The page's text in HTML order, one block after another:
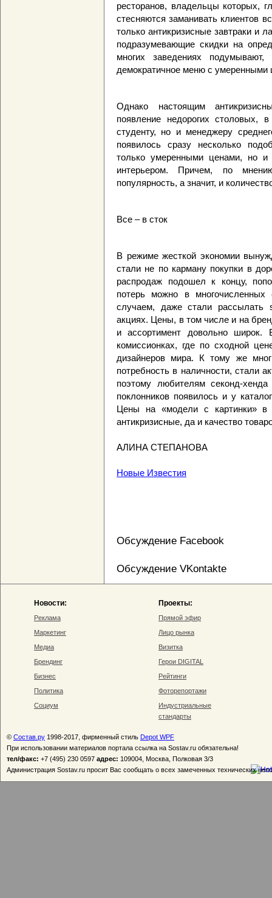
ресторанов, владельцы которых,
стесняются заманивать клиентов
только антикризисные завтраки и
подразумевающие скидки на
многих заведениях
демократичное меню с умеренными
Однако настоящим
появление недорогих столовых,
студенту, но и менеджеру
появилось сразу несколько
только умеренными ценами, но
интерьером. Причем, по
популярность, а значит, и
Все – в сток
В режиме жесткой экономии
стали не по карману покупки в
распродаж подошел к концу,
потерь можно в многочисленных
случаем, даже стали рассылать
акциях. Цены, в том числе и на
и ассортимент довольно
комиссионках, где по сходной
дизайнеров мира. К тому же
потребность в наличности, стали
поэтому любителям секонд-
поклонников появилось и у
Цены на «модели с картинки» в
антикризисные, да и качество
АЛИНА СТЕПАНОВА
Новые Известия
Обсуждение Facebook
Обсуждение VKontakte
Новости:
Реклама
Маркетинг
Медиа
Брендинг
Бизнес
Политика
Социум
Проекты:
Прямой эфир
Лицо рынка
Визитка
Герои DIGITAL
Рейтинги
Фоторепортажи
Индустриальные
стандарты
© Состав.ру 1998-2017, фирменный стиль Depot WPF
При использовании материалов портала ссылка на Sostav.ru обязательна!
тел/факс: +7 (495) 230 0597 адрес: 109004, Москва, Полковая 3/3
Администрация Sostav.ru просит Вас сообщать о всех замеченных технических